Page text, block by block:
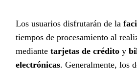
Los usuarios disfrutarán de la
tiempos de procesamiento al
mediante tarjetas de crédito y
electrónicas. Generalmente, los